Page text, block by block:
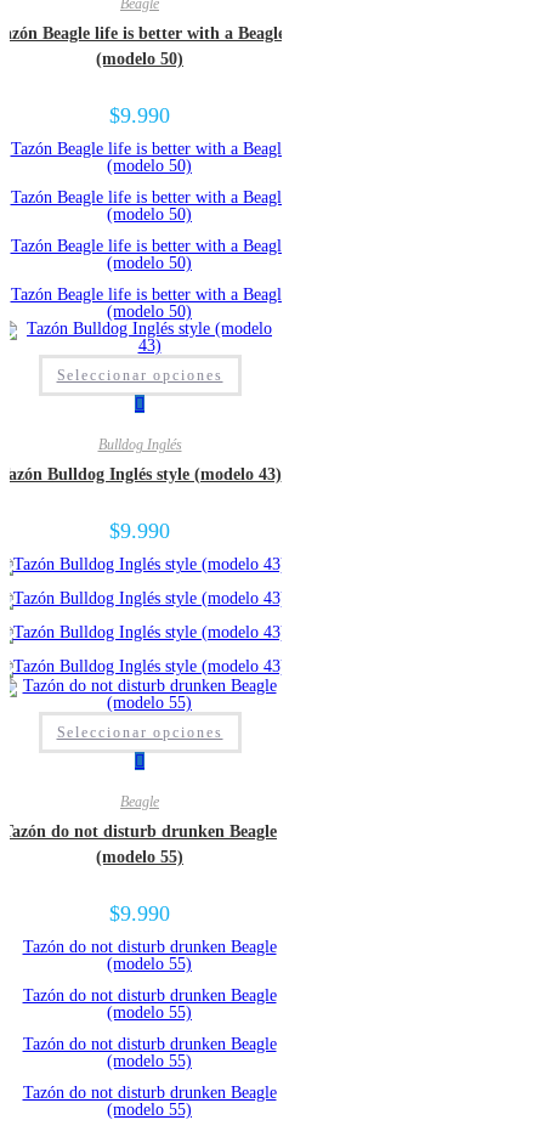
Beagle
Beagle life is better with a Beagle
(modelo 50)
$9.990
Seleccionar opciones
Bulldog Inglés
Bulldog Inglés style (modelo 43)
$9.990
Seleccionar opciones
Beagle
Tazón do not disturb drunken Beagle
(modelo 55)
$9.990